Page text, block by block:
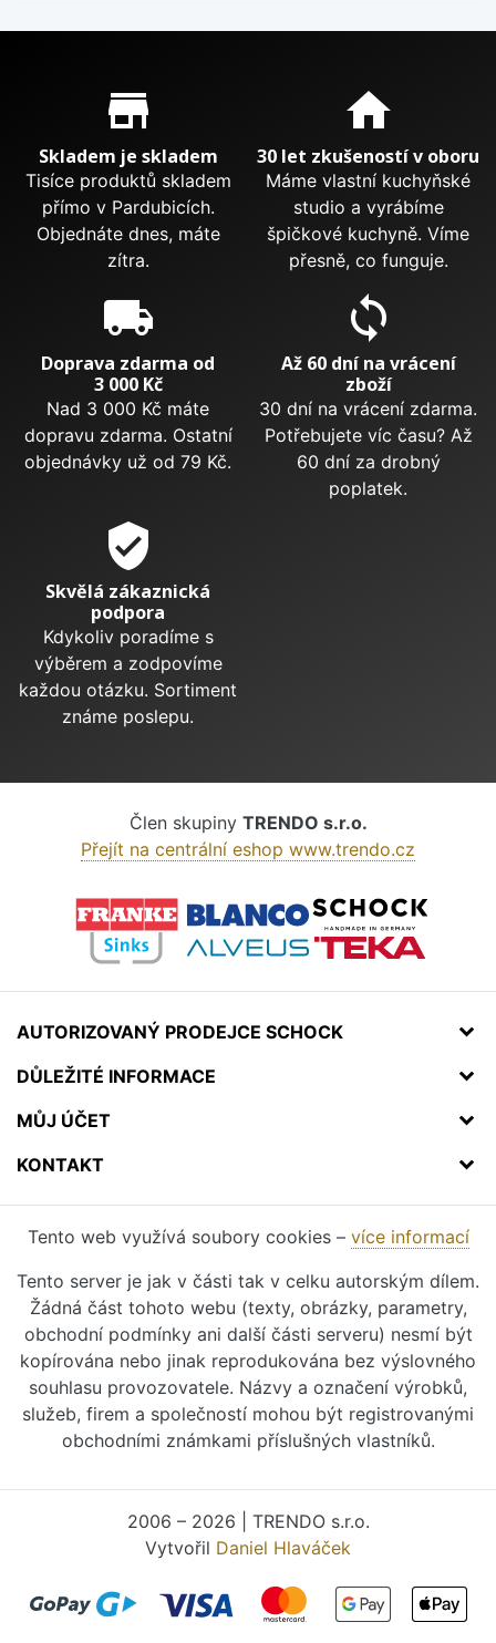
Proč nakupovat u nás?
store_mall_directory
Skladem je skladem
Tisíce produktů skladem
přímo v Pardubicích.
Objednáte dnes, máte
zítra.
home
30 let zkušeností v oboru
Máme vlastní kuchyňské
studio a vyrábíme
špičkové kuchyně. Víme
přesně, co funguje.
local_shipping
Doprava zdarma od
3 000 Kč
Nad 3 000 Kč máte
dopravu zdarma. Ostatní
objednávky už od 79 Kč.
sync
Až 60 dní na vrácení
zboží
30 dní na vrácení zdarma.
Potřebujete víc času? Až
60 dní za drobný
poplatek.
verified_user
Skvělá zákaznická
podpora
Kdykoliv poradíme s
výběrem a zodpovíme
každou otázku. Sortiment
známe poslepu.
Člen skupiny TRENDO s.r.o.
Přejít na centrální eshop www.trendo.cz
AUTORIZOVANÝ PRODEJCE SCHOCK
DŮLEŽITÉ INFORMACE
MŮJ ÚČET
KONTAKT
Tento web využívá soubory cookies – více informací
Tento server je jak v části tak v celku autorským dílem.
Žádná část tohoto webu (texty, obrázky, parametry,
obchodní podmínky ani další části serveru) nesmí být
kopírována nebo jinak reprodukována bez výslovného
souhlasu provozovatele. Názvy a označení výrobků,
služeb, firem a společností mohou být registrovanými
obchodními známkami příslušných vlastníků.
2006 – 2026 | TRENDO s.r.o.
Vytvořil Daniel Hlaváček